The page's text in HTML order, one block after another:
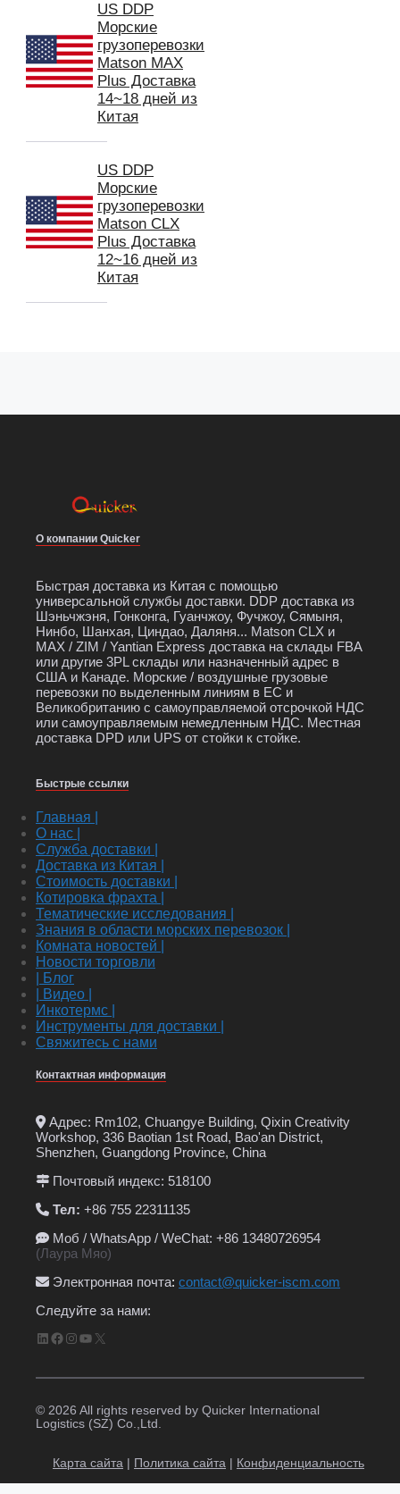
US DDP
Морские
грузоперевозки
Matson MAX
Plus Доставка
14~18 дней из
Китая
US DDP
Морские
грузоперевозки
Matson CLX
Plus Доставка
12~16 дней из
Китая
О компании Quicker
Быстрая доставка из Китая с помощью
универсальной службы доставки. DDP доставка из
Шэньчжэня, Гонконга, Гуанчжоу, Фучжоу, Сямыня,
Нинбо, Шанхая, Циндао, Даляня... Matson CLX и
MAX / ZIM / Yantian Express доставка на склады FBA
или другие 3PL склады или назначенный адрес в
США и Канаде. Морские / воздушные грузовые
перевозки по выделенным линиям в ЕС и
Великобританию с самоуправляемой отсрочкой НДС
или самоуправляемым немедленным НДС. Местная
доставка DPD или UPS от стойки к стойке.
Быстрые ссылки
Главная |
О нас |
Служба доставки |
Доставка из Китая |
Стоимость доставки |
Котировка фрахта |
Тематические исследования |
Знания в области морских перевозок |
Комната новостей |
Новости торговли
| Блог
| Видео |
Инкотермс |
Инструменты для доставки |
Свяжитесь с нами
Контактная информация
Адрес: Rm102, Chuangye Building, Qixin Creativity
Workshop, 336 Baotian 1st Road, Bao'an District,
Shenzhen, Guangdong Province, China
Почтовый индекс: 518100
Тел: +86 755 22311135
Моб / WhatsApp / WeChat: +86 13480726954
(Лаура Мяо)
Электронная почта: contact@quicker-iscm.com
Следуйте за нами:
LinkedIn
Facebook
Instagram
YouTube
X
© 2026 All rights reserved by Quicker International
Logistics (SZ) Co.,Ltd.
Карта сайта | Политика сайта | Конфиденциальность